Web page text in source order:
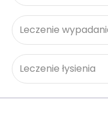
Leczenie
Leczenie łysienia